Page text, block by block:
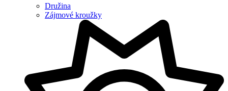
Družina
Zájmové kroužky